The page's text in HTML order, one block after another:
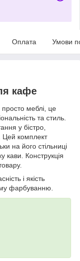
Оплата Умови
кафе
меблі, це
та стиль.
у бістро,
Цей комплект
на його стільниці
кави. Конструкція
і якість
фарбуванню.